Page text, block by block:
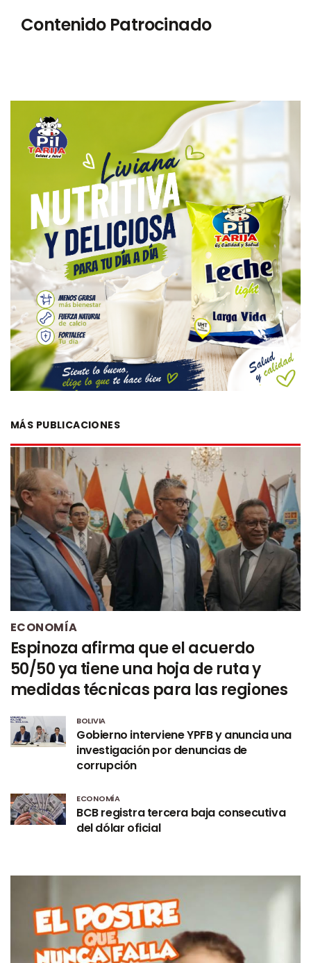
Contenido Patrocinado
MÁS PUBLICACIONES
ECONOMÍA
Espinoza afirma que el acuerdo
50/50 ya tiene una hoja de ruta y
medidas técnicas para las regiones
BOLIVIA
Gobierno interviene YPFB y anuncia una
investigación por denuncias de
corrupción
ECONOMÍA
BCB registra tercera baja consecutiva
del dólar oficial